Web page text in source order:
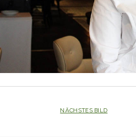
NÄCHSTES BILD